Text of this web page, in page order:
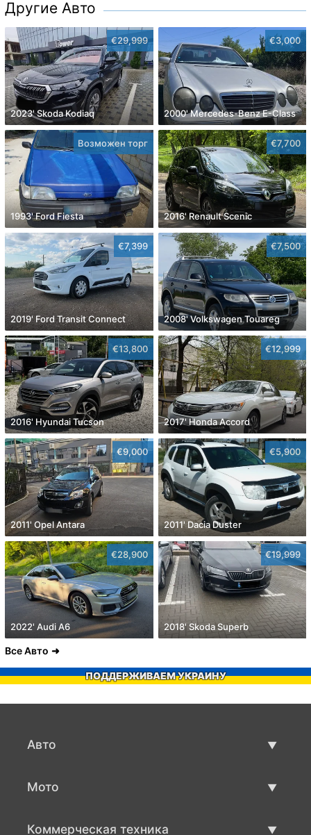
Другие Авто
€29,999
2023' Skoda Kodiaq
€3,000
2000' Mercedes-Benz E-Class
Возможен торг
1993' Ford Fiesta
€7,700
2016' Renault Scenic
€7,399
2019' Ford Transit Connect
€7,500
2008' Volkswagen Touareg
€13,800
2016' Hyundai Tucson
€12,999
2017' Honda Accord
€9,000
2011' Opel Antara
€5,900
2011' Dacia Duster
€28,900
2022' Audi A6
€19,999
2018' Skoda Superb
Все Авто
ПОДДЕРЖИВАЕМ УКРАИНУ
Авто
Мото
Коммерческая техника